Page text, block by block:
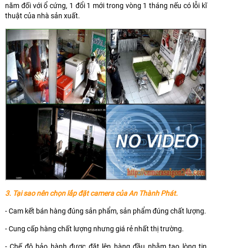
năm đối với ổ cứng, 1 đổi 1 mới trong vòng 1 tháng nếu có lỗi kĩ
thuật của nhà sản xuất.
3. Tại sao nên chọn lắp đặt camera của An Thành Phát.
- Cam kết bán hàng đúng sản phẩm, sản phẩm đúng chất lượng.
- Cung cấp hàng chất lượng nhưng giá rẻ nhất thị trường.